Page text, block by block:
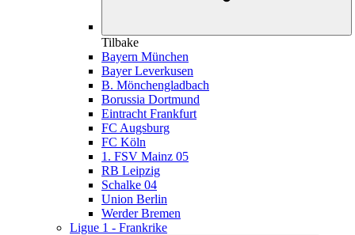
Tilbake
Bayern München
Bayer Leverkusen
B. Mönchengladbach
Borussia Dortmund
Eintracht Frankfurt
FC Augsburg
FC Köln
1. FSV Mainz 05
RB Leipzig
Schalke 04
Union Berlin
Werder Bremen
Ligue 1 - Frankrike